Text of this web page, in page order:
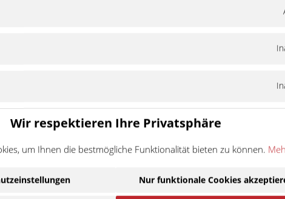
38"
2024 - 2024 Standard Zu Modell wechseln
produziert und stetig weiterentwickelt, um den hohen
superleichten Kettenräder halten so den extremen
es sich um ein Zubehör-/Ersatzteil eines
Wir respektieren Ihre Privatsphäre
um Ihnen die bestmögliche Funktionalität bieten zu können.
Nur funktionale Cookies